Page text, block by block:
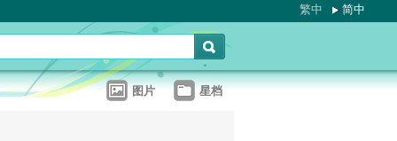
繁中 简中
图片 星档